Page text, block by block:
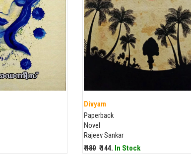
Divyam
Paperback
Novel
Rajeev Sankar
₹ 180 ₹ 144. In Stock